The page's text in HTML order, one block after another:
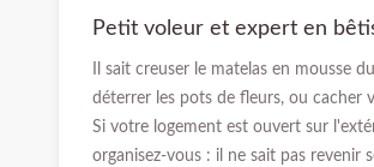
Petit voleur et expert en
Il sait creuser le matelas en mousse
déterrer les pots de fleurs, ou cacher
Si votre logement est ouvert sur
organisez-vous : il ne sait pas revenir